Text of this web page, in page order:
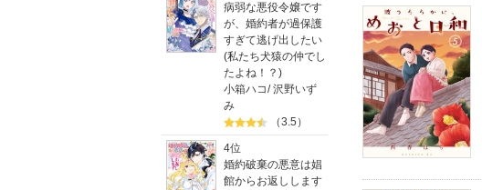
病弱な悪役令嬢です
が、婚約者が過保護
すぎて逃げ出したい
(私たち犬猿の仲でし
たよね！？)
小箱ハコ/沢野いず
み
（3.5）
4位
婚約破棄の悪意は娼
館からお返しします